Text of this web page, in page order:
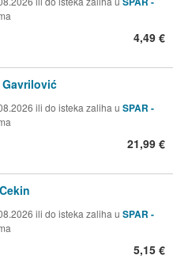
4,49 €
Gavrilović
ili do isteka zaliha u SPAR -
21,99 €
ili do isteka zaliha u SPAR -
5,15 €